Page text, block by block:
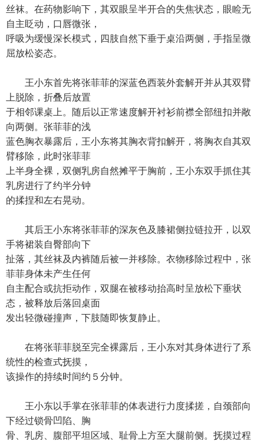
丝袜。在药物影响下，其双眼呈半开合的失焦状态，眼睑无
自主眨动，口唇微张，
呼吸为缓慢深长模式，四肢自然下垂于桌沿两侧，手指呈微
屈放松姿态。
王小东首先将张菲菲的深蓝色西装外套解开并从其双臂
上脱除，折叠后放置
于相邻课桌上。随后以正常速度解开衬衫前襟全部纽扣并敞
向两侧。张菲菲的浅
蓝色胸衣暴露后，王小东将其胸衣背扣解开，将胸衣自其双
臂移除，此时张菲菲
上半身全裸，双侧乳房自然摊平于胸前，王小东双手抓住其
乳房进行了约半分钟
的揉捏和左右晃动。
其后王小东将张菲菲的深灰色及膝裙侧拉链拉开，以双
手将裙装自臀部向下
扯落，其丝袜及内裤随后被一并移除。衣物移除过程中，张
菲菲身体未产生任何
自主配合或抗拒动作，双腿在被移动抬高时呈放松下垂状
态，被释放后落回桌面
发出轻微碰撞声，下肢随即恢复静止。
在将张菲菲脱至完全裸露后，王小东对其身体进行了系
统性的检查式抚摸，
该操作的持续时间约５分钟。
王小东以手掌在张菲菲的体表进行力度揉搓，自颈部向
下经过锁骨凹陷、胸
骨、乳房、腹部平坦区域、耻骨上方至大腿前侧。抚摸过程